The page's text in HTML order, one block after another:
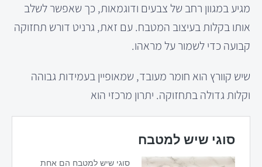
מגיע במגוון רחב של צבעים ודוגמאות, כך שאפשר לשלב
אותו בקלות בעיצוב המטבח. עם זאת, גרניט דורש תחזוקה
קבועה כדי לשמור על מראהו.
שיש קוורץ הוא חומר מעובד, שמאופיין בעמידות גבוהה
וקלות גדולה בתחזוקה. יתרון מרכזי הוא